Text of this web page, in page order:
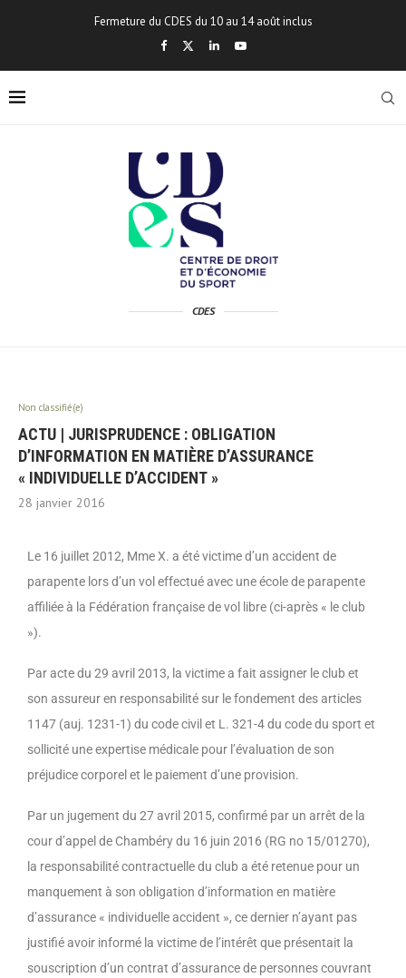
Fermeture du CDES du 10 au 14 août inclus
CDES
Non classifié(e)
ACTU | JURISPRUDENCE : OBLIGATION
D’INFORMATION EN MATIÈRE D’ASSURANCE
« INDIVIDUELLE D’ACCIDENT »
28 janvier 2016
Le 16 juillet 2012, Mme X. a été victime d’un accident de
parapente lors d’un vol effectué avec une école de parapente
affiliée à la Fédération française de vol libre (ci-après « le club
»).
Par acte du 29 avril 2013, la victime a fait assigner le club et
son assureur en responsabilité sur le fondement des articles
1147 (auj. 1231-1) du code civil et L. 321-4 du code du sport et
sollicité une expertise médicale pour l’évaluation de son
préjudice corporel et le paiement d’une provision.
Par un jugement du 27 avril 2015, confirmé par un arrêt de la
cour d’appel de Chambéry du 16 juin 2016 (RG no 15/01270),
la responsabilité contractuelle du club a été retenue pour un
manquement à son obligation d’information en matière
d’assurance « individuelle accident », ce dernier n’ayant pas
justifié avoir informé la victime de l’intérêt que présentait la
souscription d’un contrat d’assurance de personnes couvrant